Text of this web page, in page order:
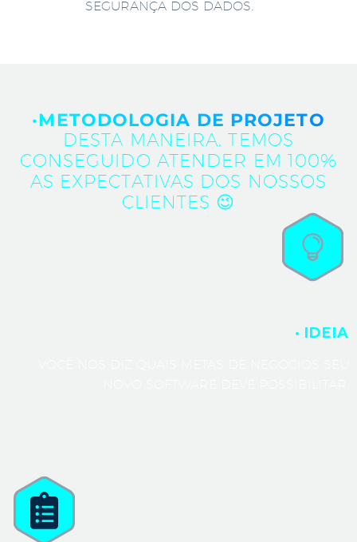
SEGURANÇA DOS DADOS.
·METODOLOGIA DE PROJETO
DESTA MANEIRA, TEMOS
CONSEGUIDO ATENDER EM 100%
AS EXPECTATIVAS DOS NOSSOS
CLIENTES 😉
· IDEIA